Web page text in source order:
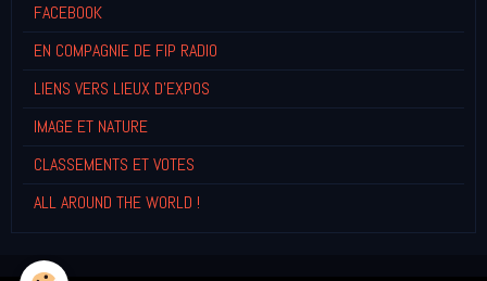
FACEBOOK
EN COMPAGNIE DE FIP RADIO
LIENS VERS LIEUX D'EXPOS
IMAGE ET NATURE
CLASSEMENTS ET VOTES
ALL AROUND THE WORLD !